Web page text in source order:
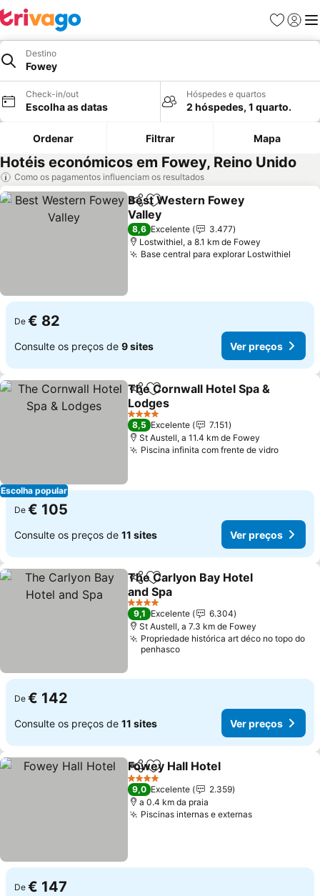
Favoritos
Iniciar
Destino
Fowey
Check-in/out
Escolha as datas
Hóspedes e quartos
2 hóspedes, 1 quarto.
Ordenar Filtrar Mapa
Hotéis económicos em Fowey, Reino Unido
Como os pagamentos influenciam os resultados
PartilharAdicionar aos favoritos
Best Western Fowey
Valley
Ver preços
8,6 Excelente
3.477
Lostwithiel, a 8.1 km de Fowey
Base central para explorar Lostwithiel
De € 82
Consulte os preços de 9 sites Ver preços
Escolha popular
PartilharAdicionar aos favoritos
The Cornwall Hotel Spa &
Lodges
Ver preços
4 Estrelas
8,5 Excelente
7.151
St Austell, a 11.4 km de Fowey
Piscina infinita com frente de vidroVer
De € 105
Consulte os preços de 11 sites Ver preços
PartilharAdicionar aos favoritos
The Carlyon Bay Hotel
and Spa
Ver preços
4 Estrelas
9,1 Excelente
6.304
St Austell, a 7.3 km de Fowey
Propriedade histórica art déco no topo do
penhasco
De € 142
Consulte os preços de 11 sites Ver preços
PartilharAdicionar aos favoritos
Fowey Hall Hotel
4 Estrelas
9,0 Excelente
2.359
a 0.4 km da praia
Piscinas internas e externasVer preços
De € 147